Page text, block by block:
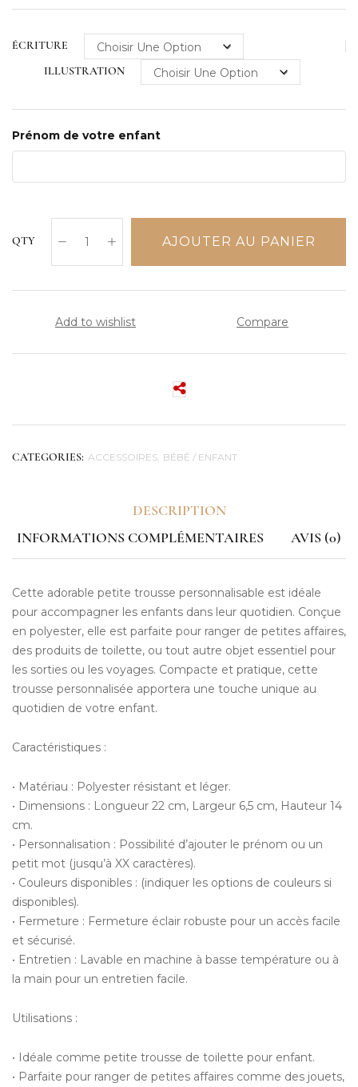
ÉCRITURE
ILLUSTRATION
Prénom de votre enfant
QTY AJOUTER AU PANIER
Add to wishlist Compare
CATEGORIES: ACCESSOIRES BÉBÉ / ENFANT
DESCRIPTION
INFORMATIONS COMPLÉMENTAIRES
AVIS (0)
Cette adorable petite trousse personnalisable est idéale
pour accompagner les enfants dans leur quotidien. Conçue
en polyester, elle est parfaite pour ranger de petites affaires,
des produits de toilette, ou tout autre objet essentiel pour
les sorties ou les voyages. Compacte et pratique, cette
trousse personnalisée apportera une touche unique au
quotidien de votre enfant.
Caractéristiques :
• Matériau : Polyester résistant et léger.
• Dimensions : Longueur 22 cm, Largeur 6,5 cm, Hauteur 14
cm.
• Personnalisation : Possibilité d’ajouter le prénom ou un
petit mot (jusqu’à XX caractères).
• Couleurs disponibles : (indiquer les options de couleurs si
disponibles).
• Fermeture : Fermeture éclair robuste pour un accès facile
et sécurisé.
• Entretien : Lavable en machine à basse température ou à
la main pour un entretien facile.
Utilisations :
• Idéale comme petite trousse de toilette pour enfant.
• Parfaite pour ranger de petites affaires comme des jouets,